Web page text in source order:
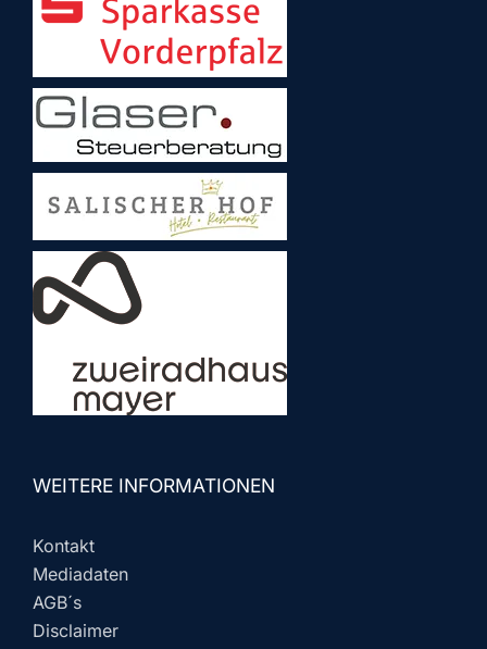
WEITERE INFORMATIONEN
Kontakt
Mediadaten
AGB´s
Disclaimer